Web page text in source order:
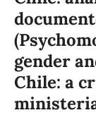
gender
Chile: a